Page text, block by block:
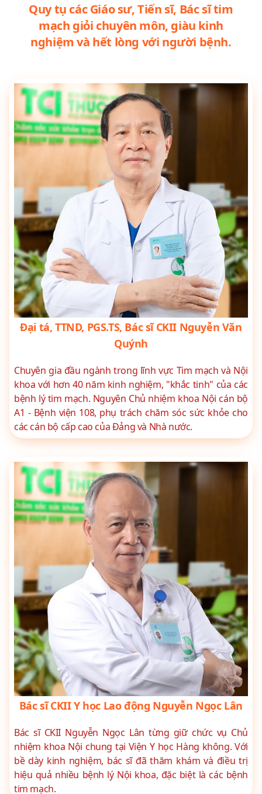
Quy tụ các Giáo sư, Tiến sĩ, Bác sĩ tim
mạch giỏi chuyên môn, giàu kinh
nghiệm và hết lòng với người bệnh.
Đại tá, TTND, PGS.TS, Bác sĩ CKII Nguyễn Văn
Quýnh
Chuyên gia đầu ngành trong lĩnh vực Tim mạch và Nội
khoa với hơn 40 năm kinh nghiệm, "khắc tinh" của các
bệnh lý tim mạch. Nguyên Chủ nhiệm khoa Nội cán bộ
A1 - Bệnh viện 108, phụ trách chăm sóc sức khỏe cho
các cán bộ cấp cao của Đảng và Nhà nước.
Bác sĩ CKII Y học Lao động Nguyễn Ngọc Lân
Bác sĩ CKII Nguyễn Ngọc Lân từng giữ chức vụ Chủ
nhiệm khoa Nội chung tại Viện Y học Hàng không. Với
bề dày kinh nghiệm, bác sĩ đã thăm khám và điều trị
hiệu quả nhiều bệnh lý Nội khoa, đặc biệt là các bệnh
tim mạch.